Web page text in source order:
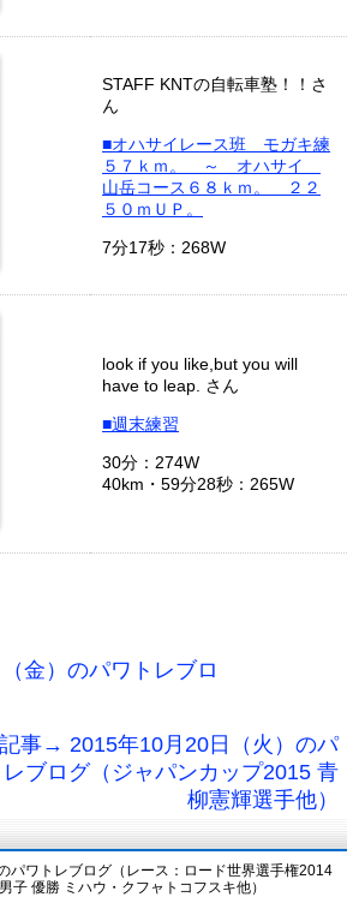
STAFF KNTの自転車塾！！さ
ん
■オハサイレース班 モガキ練
５７ｋｍ。 ～ オハサイ
山岳コース６８ｋｍ。 ２２
５０ｍＵＰ。
7分17秒：268W
look if you like,but you will
have to leap. さん
■週末練習
30分：274W
40km・59分28秒：265W
金）のパワトレブロ
事→ 2015年10月20日（火）のパ
レブログ（ジャパンカップ2015 青
柳憲輝選手他）
パワトレブログ（レース：ロード世界選手権2014
子 優勝 ミハウ・クフャトコフスキ他）